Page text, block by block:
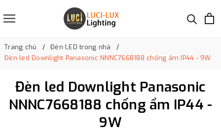
Trang chủ
Đèn LED trong nhà
Đèn led Downlight Panasonic NNNC7668188 chống ẩm IP44 - 9W
Đèn led Downlight Panasonic
NNNC7668188 chống ẩm IP44 -
9W